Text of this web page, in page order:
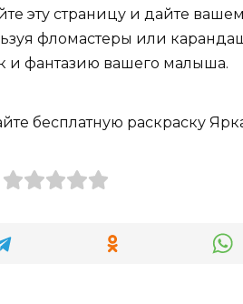
эту страницу и дайте
фломастеры или
и фантазию вашего малыша.
бесплатную раскраску